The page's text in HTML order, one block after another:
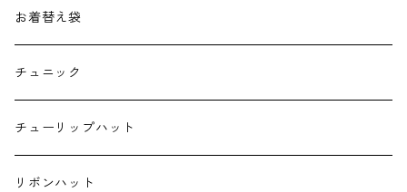
子供用バッグ
ポケットティッシュケース
ハンカチ
ランチクロス
お着替え袋
チュニック
チューリップハット
リボンハット